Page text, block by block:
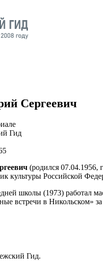
Сергеевич
Гид
(родился 07.04.1956,
культуры Российской
школы (1973) работал
встречи в Никольском»
Гид.